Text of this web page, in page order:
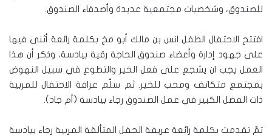
للصندوق، وشخصيات مجتمعية عديدة وأصدقاء الصندوق.
افتتح الاحتفال الطفل انس بن مالك أبو مخ بكلمة رائعة أثنى فيها
على جهود إدارة وأعضاء صندوق الحاجة رقية بيادسة، وذكر أن هذا
العمل يجب ان يشجع على فعل الخير والتطوع في سبيل النهوض
بمجتمع متكاتف ومحب للخير. ثم سلّم عرافة الاحتفال للمربية
ذات الفضل الكبير في عمل الصندوق رجاء بيادسة (أم جاد).
ثمّ تقدمت بكلمة رائعة عريفة الحفل المتألقة المربية رجاء بيادسة